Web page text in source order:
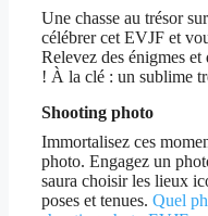
Une chasse au trésor
célébrer cet EVJF et
Relevez des énigmes
! À la clé : un sublime
Shooting photo
Immortalisez ces
photo. Engagez un
saura choisir les lieux
poses et tenues. Quel